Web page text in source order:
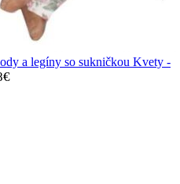
a legíny so sukničkou Kvety -
€